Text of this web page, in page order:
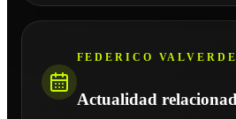
FEDERICO VALVERDE
Actualidad